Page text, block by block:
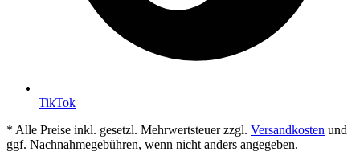
TikTok
* Alle Preise inkl. gesetzl. Mehrwertsteuer zzgl. Versandkosten und
ggf. Nachnahmegebühren, wenn nicht anders angegeben.